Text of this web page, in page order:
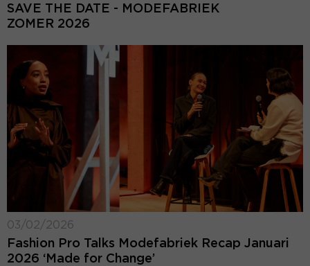
SAVE THE DATE - MODEFABRIEK
ZOMER 2026
03/02/2026
Fashion Pro Talks Modefabriek Recap Januari
2026 ‘Made for Change’